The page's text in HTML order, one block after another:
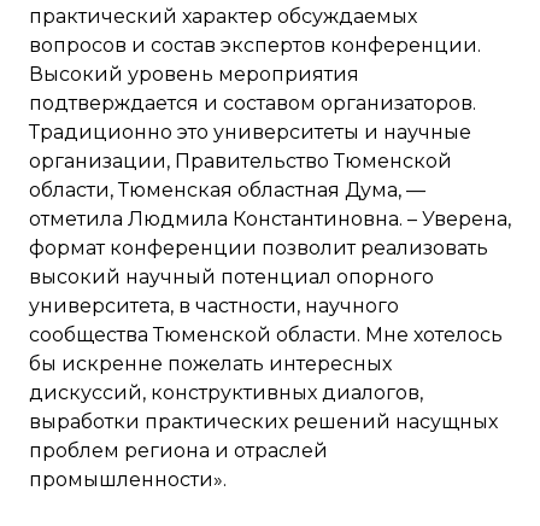
практический характер обсуждаемых
вопросов и состав экспертов конференции.
Высокий уровень мероприятия
подтверждается и составом организаторов.
Традиционно это университеты и научные
организации, Правительство Тюменской
области, Тюменская областная Дума, —
отметила Людмила Константиновна. – Уверена,
формат конференции позволит реализовать
высокий научный потенциал опорного
университета, в частности, научного
сообщества Тюменской области. Мне хотелось
бы искренне пожелать интересных
дискуссий, конструктивных диалогов,
выработки практических решений насущных
проблем региона и отраслей
промышленности».